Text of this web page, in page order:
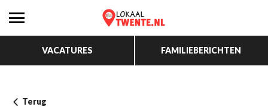
VACATURES FAMILIEBERICHTEN
Terug